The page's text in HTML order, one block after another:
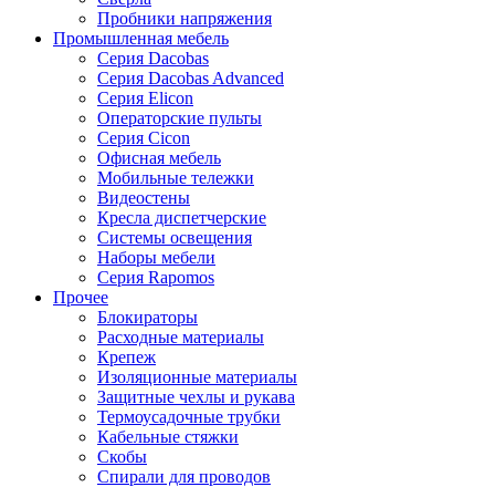
Пробники напряжения
Промышленная мебель
Серия Dacobas
Серия Dacobas Advanced
Серия Elicon
Операторские пульты
Серия Cicon
Офисная мебель
Мобильные тележки
Видеостены
Кресла диспетчерские
Системы освещения
Наборы мебели
Серия Rapomos
Прочее
Блокираторы
Расходные материалы
Крепеж
Изоляционные материалы
Защитные чехлы и рукава
Термоусадочные трубки
Кабельные стяжки
Скобы
Спирали для проводов